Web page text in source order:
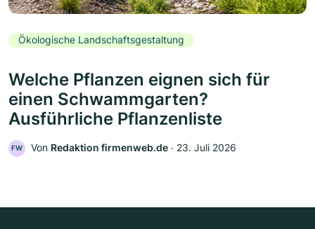
Ökologische Landschaftsgestaltung
Welche Pflanzen eignen sich für
einen Schwammgarten?
Ausführliche Pflanzenliste
FW Von Redaktion firmenweb.de ‧ 23. Juli 2026